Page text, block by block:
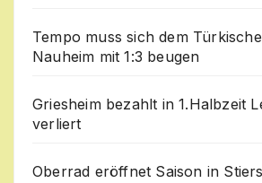
Tempo muss sich dem
Nauheim mit 1:3 beugen
Griesheim bezahlt in 1.Halbzeit
verliert
Oberrad eröffnet Saison in